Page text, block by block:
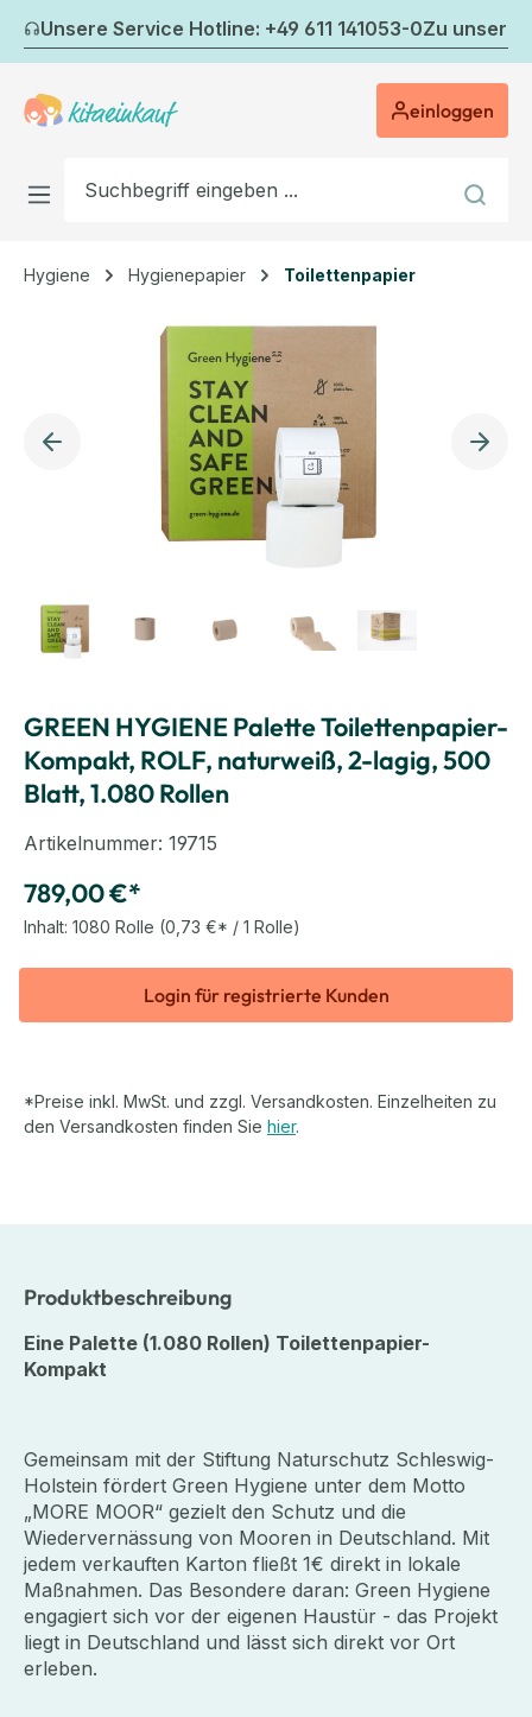
Zum Hauptinhalt springen
Unsere Service Hotline: +49 611 141053-0Zu
einloggen
Hygiene Hygienepapier Toilettenpapier
Bildergalerie überspringen
GREEN HYGIENE Palette Toilettenpapier-
Kompakt, ROLF, naturweiß, 2-lagig, 500
Blatt, 1.080 Rollen
Artikelnummer: 19715
789,00 €*
Inhalt: 1080 Rolle (0,73 €* / 1 Rolle)
Login für registrierte Kunden
*Preise inkl. MwSt. und zzgl. Versandkosten. Einzelheiten zu
den Versandkosten finden Sie hier.
Produktbeschreibung
Eine Palette (1.080 Rollen) Toilettenpapier-
Kompakt
Gemeinsam mit der Stiftung Naturschutz Schleswig-
Holstein fördert Green Hygiene unter dem Motto
„MORE MOOR“ gezielt den Schutz und die
Wiedervernässung von Mooren in Deutschland. Mit
jedem verkauften Karton fließt 1€ direkt in lokale
Maßnahmen. Das Besondere daran: Green Hygiene
engagiert sich vor der eigenen Haustür - das Projekt
liegt in Deutschland und lässt sich direkt vor Ort
erleben.